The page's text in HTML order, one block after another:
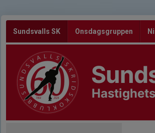
Sundsvalls SK Onsdagsgruppen